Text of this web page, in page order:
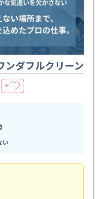
ンダフルクリーン
＋
い